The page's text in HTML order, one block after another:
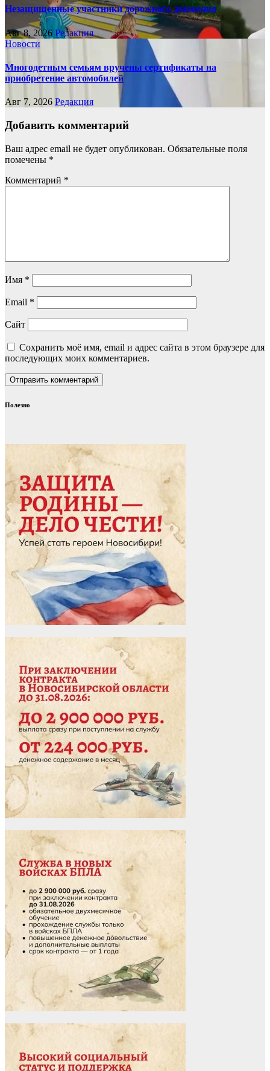
Незащищенные участники дорожного движения
Авг 8, 2026 Редакция
Новости
Многодетным семьям вручены сертификаты на
приобретение автомобилей
Авг 7, 2026 Редакция
Добавить комментарий
Ваш адрес email не будет опубликован. Обязательные поля
помечены *
Комментарий *
Имя *
Email *
Сайт
Сохранить моё имя, email и адрес сайта в этом браузере для
последующих моих комментариев.
Полезно